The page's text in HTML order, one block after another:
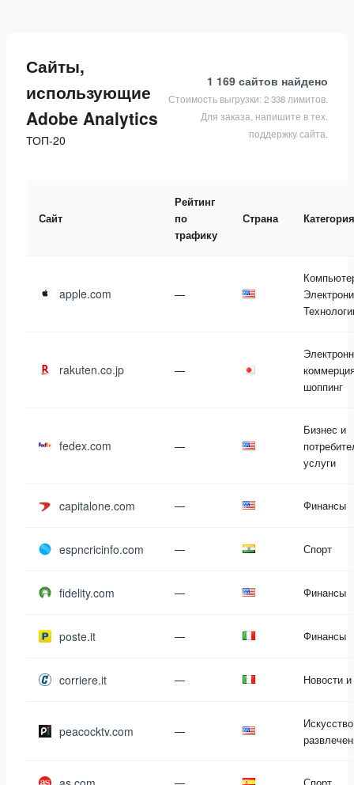
Сайты,
использующие
Adobe Analytics
ТОП-20
1 169 сайтов найдено
Стоимость выгрузки: 2 338 лимитов.
Для заказа, напишите в тех.
поддержку сайта.
Сайт
Рейтинг
по
трафику
Страна Категория
apple.com —
rakuten.co.jp —
шоппинг
fedex.com —
Бизнес и
услуги
capitalone.com — Финансы
espncricinfo.com — Спорт
fidelity.com — Финансы
poste.it — Финансы
corriere.it — Новости
peacocktv.com —